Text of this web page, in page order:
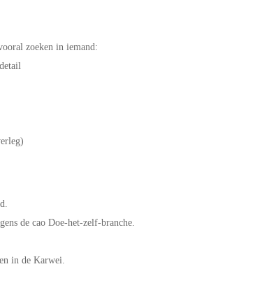
zoeken in iemand:
de cao Doe-het-zelf-branche.
in de Karwei.